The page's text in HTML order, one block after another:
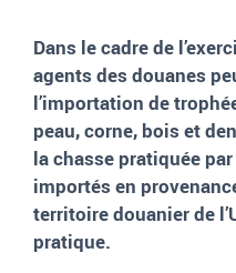
Dans le cadre de
agents des douanes
l’importation de
peau, corne, bois et
la chasse pratiquée
importés en
territoire douanier de
pratique.